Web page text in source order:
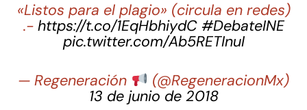
«Listos para el plagio» (circula en redes)
.- https://t.co/1EqHbhiydC #DebateINE
pic.twitter.com/Ab5RETInuI
— Regeneración
󠁲 (@RegeneracionMx)
13 de junio de 2018